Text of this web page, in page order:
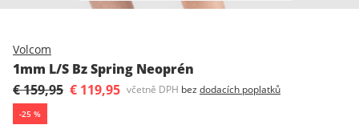
Volcom
1mm L/S Bz Spring Neoprén
€ 159,95 € 119,95 včetně DPH bez dodacích poplatků
-25 %